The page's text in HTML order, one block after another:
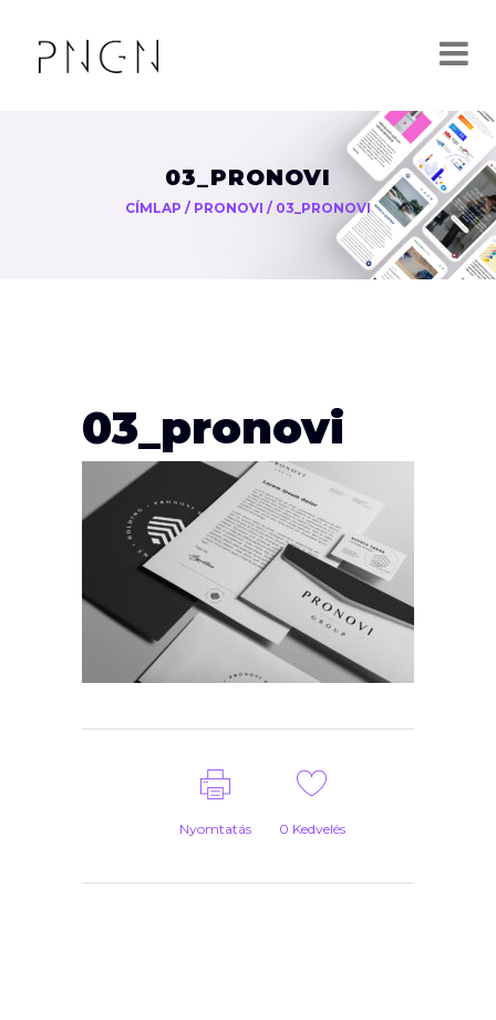
03_PRONOVI
CÍMLAP / PRONOVI / 03_PRONOVI
03_pronovi
Nyomtatás 0 Kedvelés